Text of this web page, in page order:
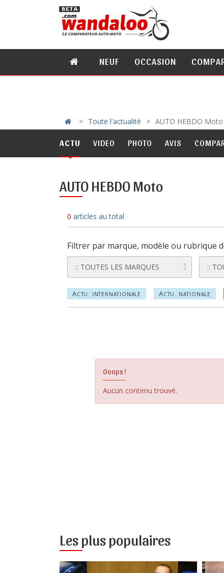
NEUF OCCASION
Toute l'actualité AUTO HEBDO Moto
ACTU VIDEO PHOTO AVIS
AUTO HEBDO Moto
0 articles au total
Filtrer par marque, modèle ou rubrique
ACTU. INTERNATIONALE ACTU. NATIONALE
Ooops !
Aucun contenu trouvé.
Les plus populaires